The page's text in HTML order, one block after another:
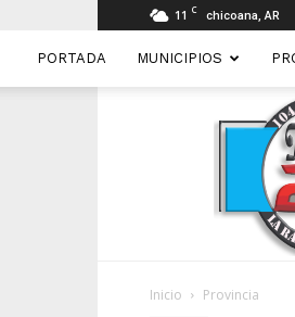
11 C chicoana, AR
PORTADA MUNICIPIOS
Inicio Provincia